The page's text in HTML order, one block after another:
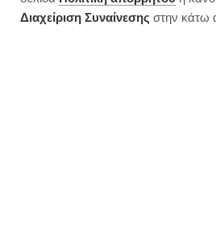
Διαχείριση Συναίνεσης στην κάτω